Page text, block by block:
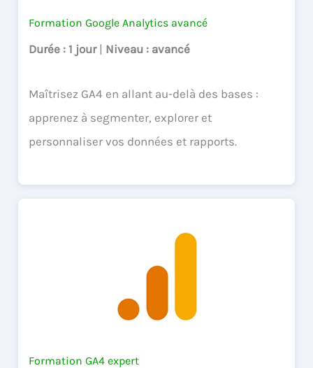
Formation Google Analytics avancé
Durée : 1 jour | Niveau : avancé
Maîtrisez GA4 en allant au-delà des bases :
apprenez à segmenter, explorer et
personnaliser vos données et rapports.
Formation GA4 expert